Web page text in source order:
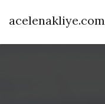
acelenakliye.com